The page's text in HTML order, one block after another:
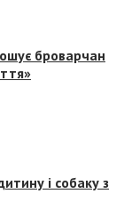
броварчан
і собаку з